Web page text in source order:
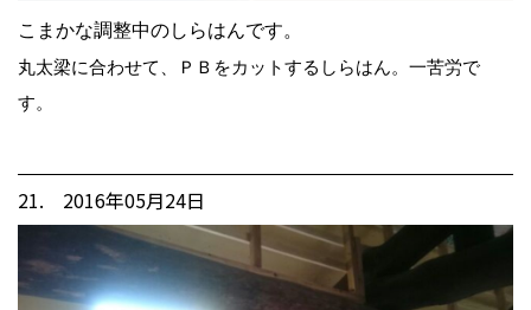
こまかな調整中のしらはんです。
丸太梁に合わせて、ＰＢをカットするしらはん。一苦労で
す。
21. 2016年05月24日